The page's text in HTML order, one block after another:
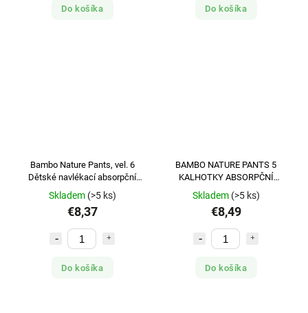
Do košíka Do košíka
Bambo Nature Pants, vel. 6
Dětské navlékací absorpční
kalhotky, 18+ kg, 18 ks
Skladem (>5 ks)
€8,37
Do košíka
BAMBO NATURE PANTS 5
KALHOTKY ABSORPČNÍ
NAVLÉKACÍ DĚTSKÉ, 12-18 KG,
19
Skladem (>5 ks)
€8,49
Do košíka